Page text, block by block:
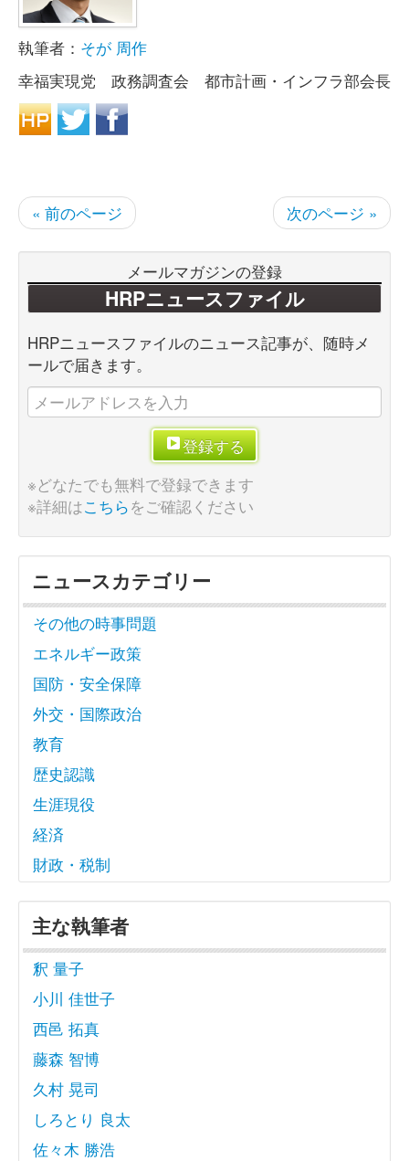
執筆者： そが 周作
幸福実現党 政務調査会 都市計画・インフラ部会長
« 前のページ 次のページ »
メールマガジンの登録
HRPニュースファイル
HRPニュースファイルのニュース記事が、随時メ
ールで届きます。
登録する
※どなたでも無料で登録できます
※詳細はこちらをご確認ください
ニュースカテゴリー
その他の時事問題
エネルギー政策
国防・安全保障
外交・国際政治
教育
歴史認識
生涯現役
経済
財政・税制
主な執筆者
釈 量子
小川 佳世子
西邑 拓真
藤森 智博
久村 晃司
しろとり 良太
佐々木 勝浩